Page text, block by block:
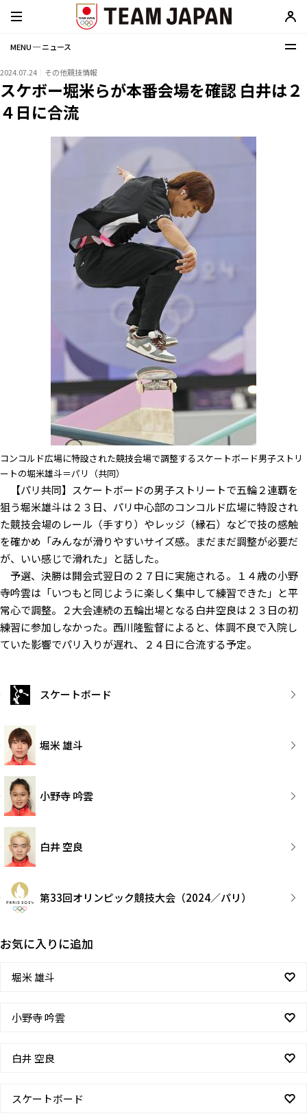
MENU ─ ニュース
2024.07.24 その他競技情報
スケボー堀米らが本番会場を確認 白井は２
４日に合流
コンコルド広場に特設された競技会場で調整するスケートボード男子ストリ
ートの堀米雄斗＝パリ（共同）
【パリ共同】スケートボードの男子ストリートで五輪２連覇を
狙う堀米雄斗は２３日、パリ中心部のコンコルド広場に特設され
た競技会場のレール（手すり）やレッジ（縁石）などで技の感触
を確かめ「みんなが滑りやすいサイズ感。まだまだ調整が必要だ
が、いい感じで滑れた」と話した。
予選、決勝は開会式翌日の２７日に実施される。１４歳の小野
寺吟雲は「いつもと同じように楽しく集中して練習できた」と平
常心で調整。２大会連続の五輪出場となる白井空良は２３日の初
練習に参加しなかった。西川隆監督によると、体調不良で入院し
ていた影響でパリ入りが遅れ、２４日に合流する予定。
スケートボード
堀米 雄斗
小野寺 吟雲
白井 空良
第33回オリンピック競技大会（2024／パリ）
お気に入りに追加
堀米 雄斗
小野寺 吟雲
白井 空良
スケートボード